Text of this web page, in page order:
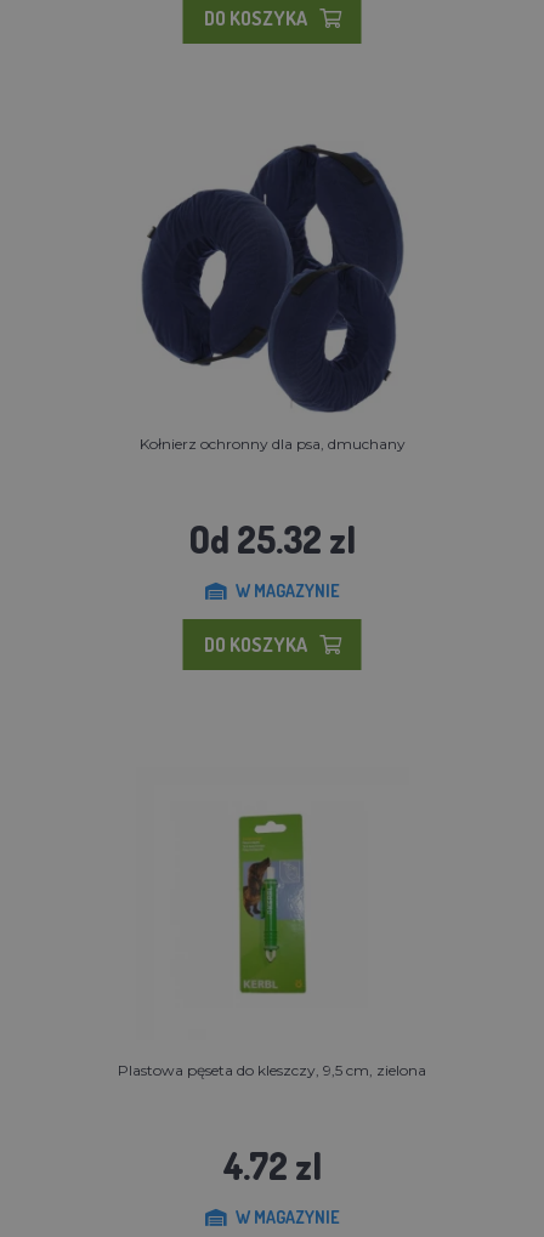
DO KOSZYKA
Kołnierz ochronny dla psa, dmuchany
Od 25.32 zl
W MAGAZYNIE
DO KOSZYKA
Plastowa pęseta do kleszczy, 9,5 cm, zielona
4.72 zl
W MAGAZYNIE